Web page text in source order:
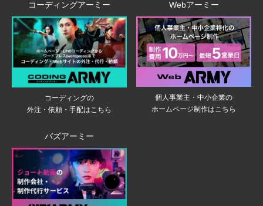
コーディングアーミー
コーディングの
外注・依頼・手配はこちら
Webアーミー
個人事業主・中小企業の
ホームページ制作はこちら
バズアーミー